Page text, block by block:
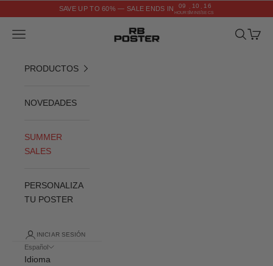
SAVE UP TO 60% — SALE ENDS IN 09
HOURS
: 10
MINS
: 15
SECS
RB POSTER
Menú Buscar
Cesta
PRODUCTOS
NOVEDADES
SUMMER
SALES
PERSONALIZA
TU POSTER
INICIAR SESIÓN
Español
Idioma